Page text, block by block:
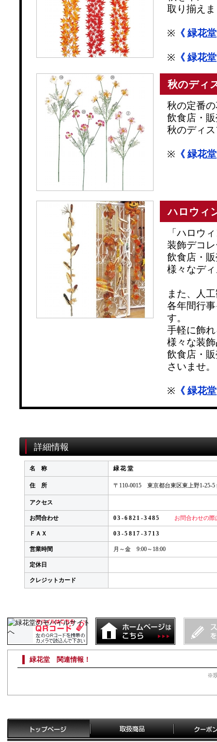
取り揃え
※ 《 緑花
※ 《 緑花
秋のディ
秋の定番
飲食店・
秋のディ
※ 《 緑花
ハロウィ
「ハロウ
装飾デコ
飲食店・
様々なデ
また、人
各年間行
す。
手軽に飾
様々な装
飲食店・
さいませ。
※ 《 緑花
詳細情報
名 称 緑花堂
住 所 〒110-0015 東京都台東区東上野1-25-5
アクセス
お問合わせ 03-6821-3485 お問合わせの
ＦＡＸ 03-5817-3713
営業時間 月～金 9:00～18:00
定休日
クレジットカード
緑花堂 関連情報！
※